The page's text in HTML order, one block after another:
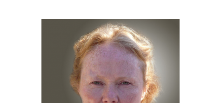
PROF. DR. KARIN
SCHUMACHER